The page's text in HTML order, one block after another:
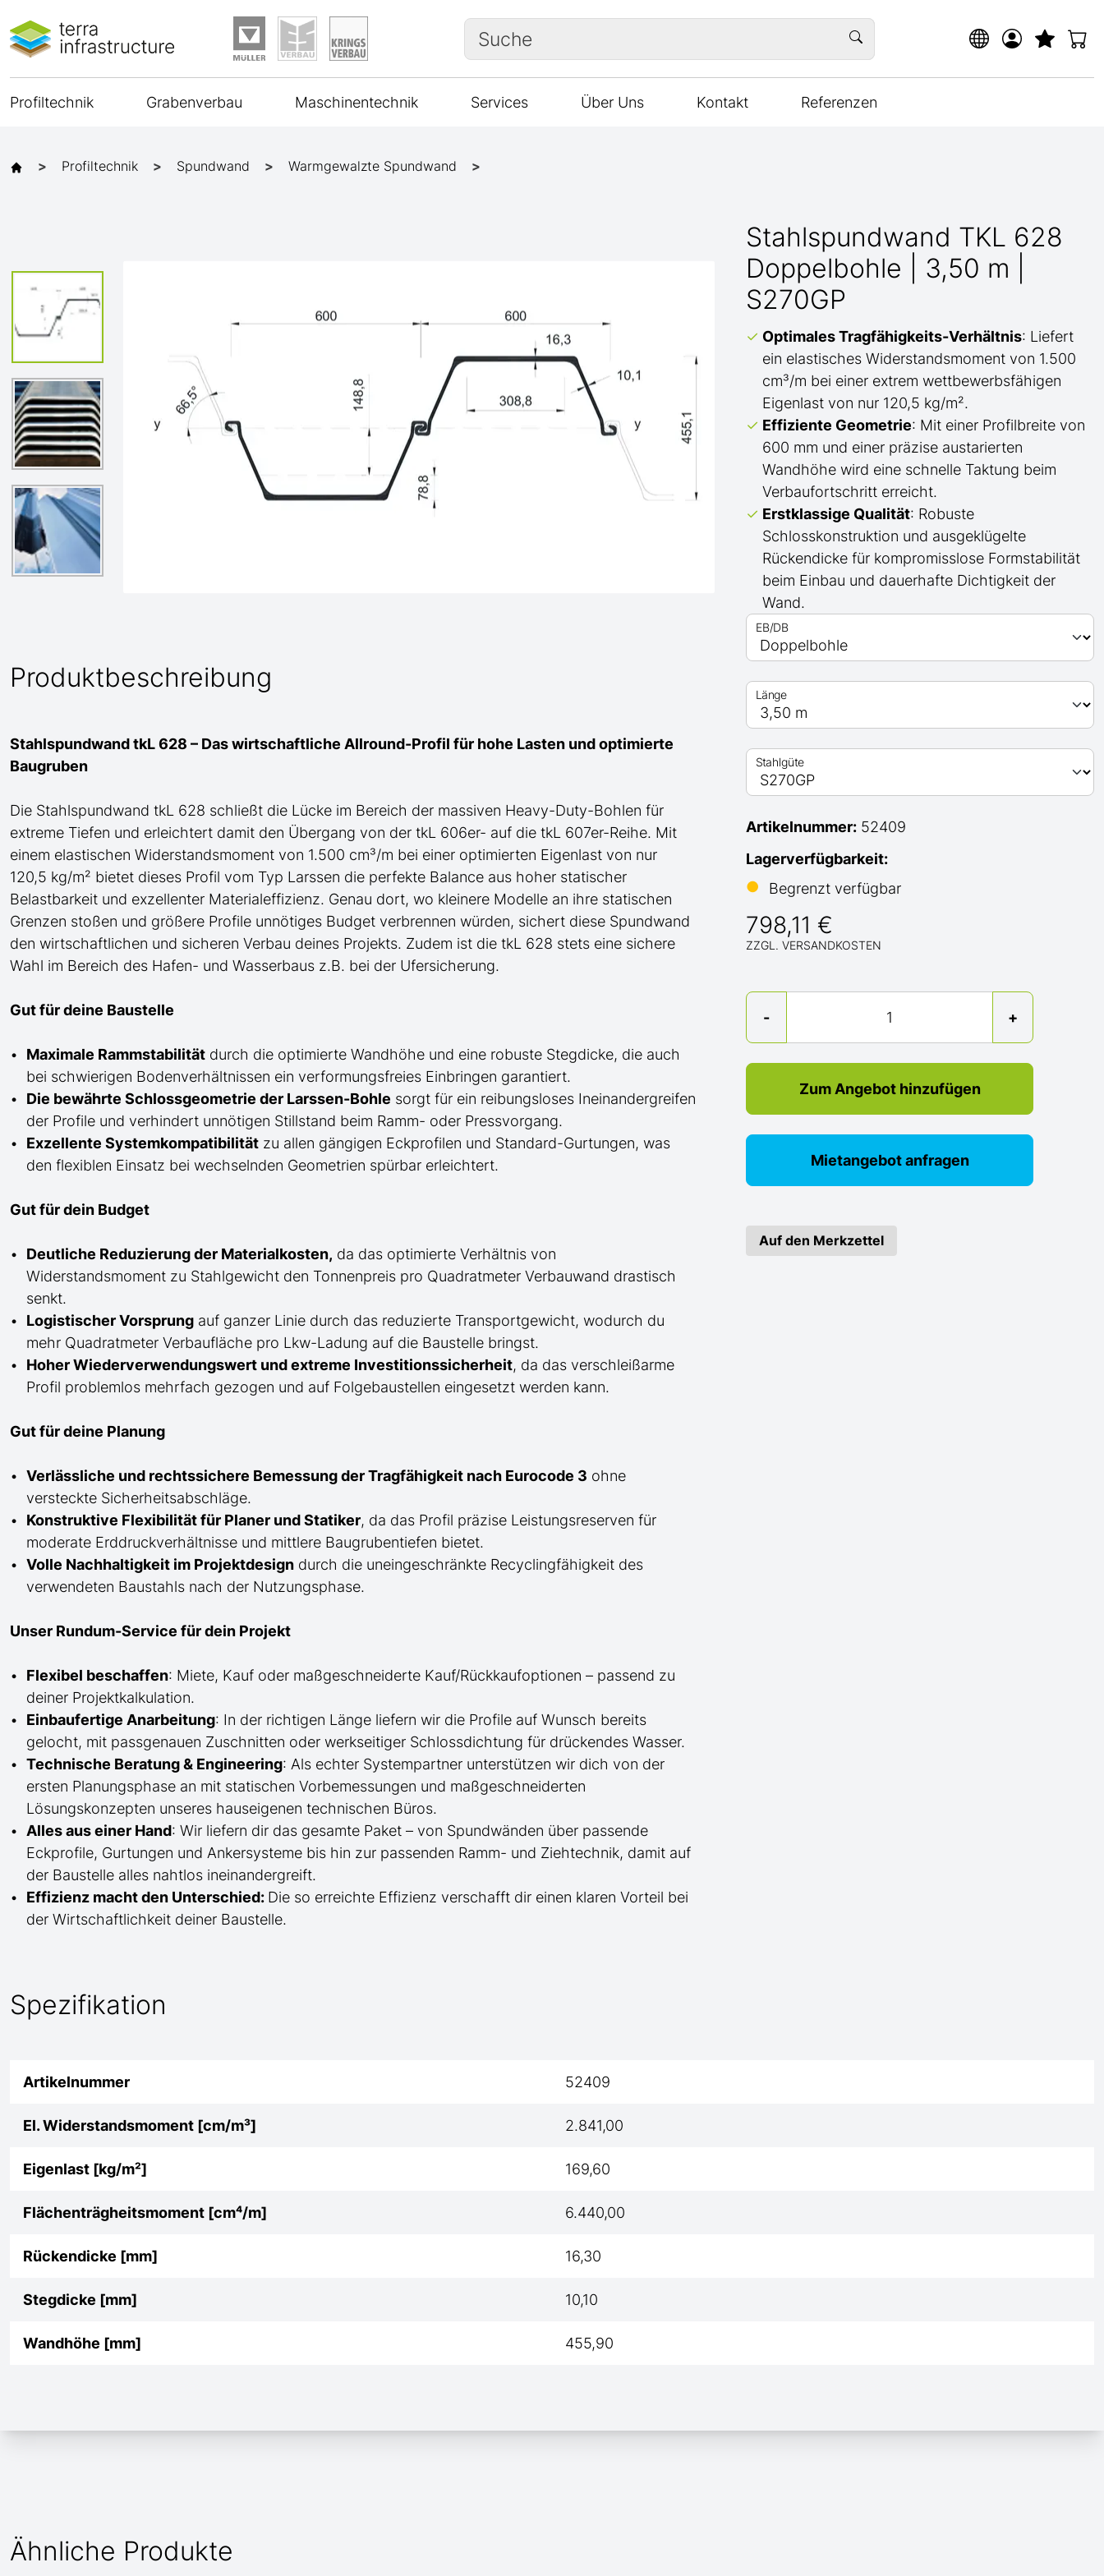
Suche
Profiltechnik Grabenverbau Maschinentechnik Services Über Uns Kontakt Referenzen
Profiltechnik Spundwand Warmgewalzte Spundwand
Produktbeschreibung
Stahlspundwand tkL 628 – Das wirtschaftliche Allround-Profil für hohe Lasten und optimierte
Baugruben
Die Stahlspundwand tkL 628 schließt die Lücke im Bereich der massiven Heavy-Duty-Bohlen für
extreme Tiefen und erleichtert damit den Übergang von der tkL 606er- auf die tkL 607er-Reihe. Mit
einem elastischen Widerstandsmoment von 1.500 cm³/m bei einer optimierten Eigenlast von nur
120,5 kg/m² bietet dieses Profil vom Typ Larssen die perfekte Balance aus hoher statischer
Belastbarkeit und exzellenter Materialeffizienz. Genau dort, wo kleinere Modelle an ihre statischen
Grenzen stoßen und größere Profile unnötiges Budget verbrennen würden, sichert diese Spundwand
den wirtschaftlichen und sicheren Verbau deines Projekts. Zudem ist die tkL 628 stets eine sichere
Wahl im Bereich des Hafen- und Wasserbaus z.B. bei der Ufersicherung.
Gut für deine Baustelle
Maximale Rammstabilität durch die optimierte Wandhöhe und eine robuste Stegdicke, die auch
bei schwierigen Bodenverhältnissen ein verformungsfreies Einbringen garantiert.
Die bewährte Schlossgeometrie der Larssen-Bohle sorgt für ein reibungsloses Ineinandergreifen
der Profile und verhindert unnötigen Stillstand beim Ramm- oder Pressvorgang.
Exzellente Systemkompatibilität zu allen gängigen Eckprofilen und Standard-Gurtungen, was
den flexiblen Einsatz bei wechselnden Geometrien spürbar erleichtert.
Gut für dein Budget
Deutliche Reduzierung der Materialkosten, da das optimierte Verhältnis von
Widerstandsmoment zu Stahlgewicht den Tonnenpreis pro Quadratmeter Verbauwand drastisch
senkt.
Logistischer Vorsprung auf ganzer Linie durch das reduzierte Transportgewicht, wodurch du
mehr Quadratmeter Verbaufläche pro Lkw-Ladung auf die Baustelle bringst.
Hoher Wiederverwendungswert und extreme Investitionssicherheit, da das verschleißarme
Profil problemlos mehrfach gezogen und auf Folgebaustellen eingesetzt werden kann.
Gut für deine Planung
Verlässliche und rechtssichere Bemessung der Tragfähigkeit nach Eurocode 3 ohne
versteckte Sicherheitsabschläge.
Konstruktive Flexibilität für Planer und Statiker, da das Profil präzise Leistungsreserven für
moderate Erddruckverhältnisse und mittlere Baugrubentiefen bietet.
Volle Nachhaltigkeit im Projektdesign durch die uneingeschränkte Recyclingfähigkeit des
verwendeten Baustahls nach der Nutzungsphase.
Unser Rundum-Service für dein Projekt
Flexibel beschaffen: Miete, Kauf oder maßgeschneiderte Kauf/Rückkaufoptionen – passend zu
deiner Projektkalkulation.
Einbaufertige Anarbeitung: In der richtigen Länge liefern wir die Profile auf Wunsch bereits
gelocht, mit passgenauen Zuschnitten oder werkseitiger Schlossdichtung für drückendes Wasser.
Technische Beratung & Engineering: Als echter Systempartner unterstützen wir dich von der
ersten Planungsphase an mit statischen Vorbemessungen und maßgeschneiderten
Lösungskonzepten unseres hauseigenen technischen Büros.
Alles aus einer Hand: Wir liefern dir das gesamte Paket – von Spundwänden über passende
Eckprofile, Gurtungen und Ankersysteme bis hin zur passenden Ramm- und Ziehtechnik, damit auf
der Baustelle alles nahtlos ineinandergreift.
Effizienz macht den Unterschied: Die so erreichte Effizienz verschafft dir einen klaren Vorteil bei
der Wirtschaftlichkeit deiner Baustelle.
Stahlspundwand TKL 628
Doppelbohle | 3,50 m |
S270GP
Optimales Tragfähigkeits-Verhältnis: Liefert
ein elastisches Widerstandsmoment von 1.500
cm³/m bei einer extrem wettbewerbsfähigen
Eigenlast von nur 120,5 kg/m².
Effiziente Geometrie: Mit einer Profilbreite von
600 mm und einer präzise austarierten
Wandhöhe wird eine schnelle Taktung beim
Verbaufortschritt erreicht.
Erstklassige Qualität: Robuste
Schlosskonstruktion und ausgeklügelte
Rückendicke für kompromisslose Formstabilität
beim Einbau und dauerhafte Dichtigkeit der
Wand.
EB/DB
Länge
Stahlgüte
Artikelnummer: 52409
Lagerverfügbarkeit:
●
Begrenzt verfügbar
798,11 €
ZZGL. VERSANDKOSTEN
-
Menge
+
Zum Angebot hinzufügen
Mietangebot anfragen
Auf den Merkzettel
Spezifikation
Artikelnummer 52409
El. Widerstandsmoment [cm/m³] 2.841,00
Eigenlast [kg/m²] 169,60
Flächenträgheitsmoment [cm⁴/m] 6.440,00
Rückendicke [mm] 16,30
Stegdicke [mm] 10,10
Wandhöhe [mm] 455,90
Ähnliche Produkte